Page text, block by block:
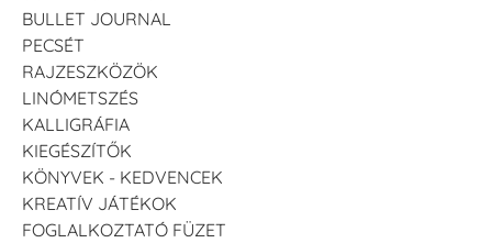
BULLET JOURNAL
PECSÉT
RAJZESZKÖZÖK
LINÓMETSZÉS
KALLIGRÁFIA
KIEGÉSZÍTŐK
KÖNYVEK - KEDVENCEK
KREATÍV JÁTÉKOK
FOGLALKOZTATÓ FÜZET